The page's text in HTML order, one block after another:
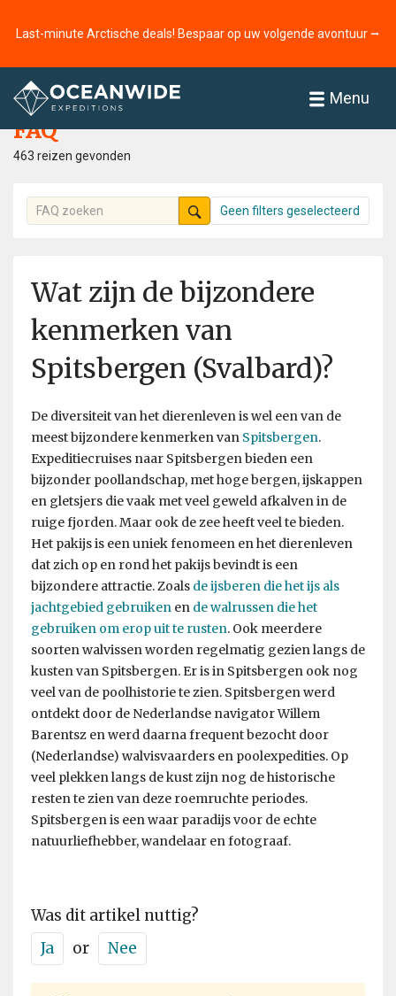
Last-minute Arctische deals! Bespaar op uw volgende avontuur ⭢
Menu
Home
FAQ
463 reizen gevonden
Geen filters geselecteerd
Wat zijn de bijzondere
kenmerken van
Spitsbergen (Svalbard)?
De diversiteit van het dierenleven is wel een van de
meest bijzondere kenmerken van Spitsbergen.
Expeditiecruises naar Spitsbergen bieden een
bijzonder poollandschap, met hoge bergen, ijskappen
en gletsjers die vaak met veel geweld afkalven in de
ruige fjorden. Maar ook de zee heeft veel te bieden.
Het pakijs is een uniek fenomeen en het dierenleven
dat zich op en rond het pakijs bevindt is een
bijzondere attractie. Zoals de ijsberen die het ijs als
jachtgebied gebruiken en de walrussen die het
gebruiken om erop uit te rusten. Ook meerdere
soorten walvissen worden regelmatig gezien langs de
kusten van Spitsbergen. Er is in Spitsbergen ook nog
veel van de poolhistorie te zien. Spitsbergen werd
ontdekt door de Nederlandse navigator Willem
Barentsz en werd daarna frequent bezocht door
(Nederlandse) walvisvaarders en poolexpedities. Op
veel plekken langs de kust zijn nog de historische
resten te zien van deze roemruchte periodes.
Spitsbergen is een waar paradijs voor de echte
natuurliefhebber, wandelaar en fotograaf.
Was dit artikel nuttig?
Ja
or Nee